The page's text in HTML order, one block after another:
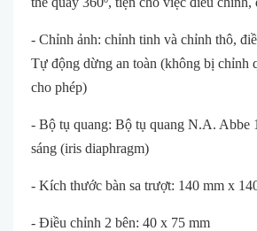
- Chỉnh ảnh: chỉnh tinh và chỉnh thô,
Tự động dừng an toàn (không bị chỉnh
cho phép)
- Bộ tụ quang: Bộ tụ quang N.A. Abbe
sáng (iris diaphragm)
- Kích thước bàn sa trượt: 140 mm x
- Điều chỉnh 2 bên: 40 x 75 mm